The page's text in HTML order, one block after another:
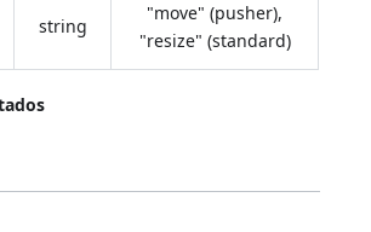
string
"move" (pusher),
"resize" (standard)